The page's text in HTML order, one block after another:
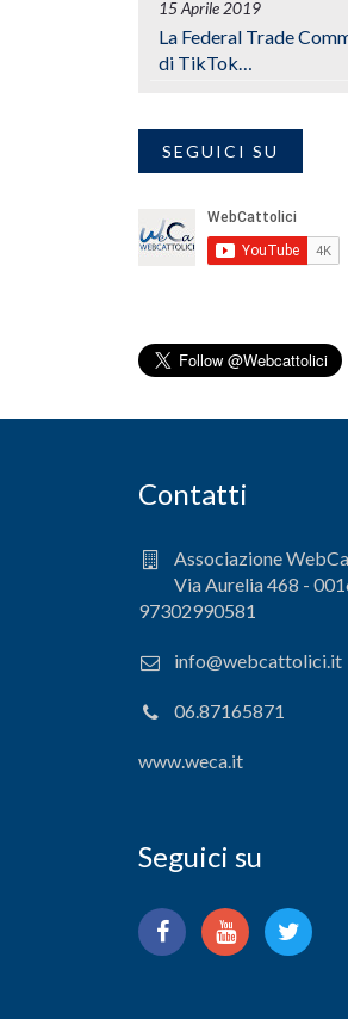
15 Aprile 2019
La Federal Trade
di TikTok…
SEGUICI SU
Contatti
Associazione
Via Aurelia 468 -
97302990581
info@webcattolici.it
06.87165871
www.weca.it
Seguici su